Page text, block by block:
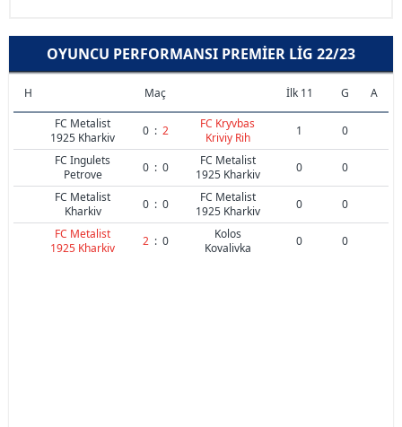
OYUNCU PERFORMANSI PREMIER LIG 22/23
H Maç İlk 11 G
A
FC Metalist
1925 Kharkiv
0 : 2
FC Kryvbas
Kriviy Rih
1
0
FC Ingulets
Petrove
0 : 0
FC Metalist
1925 Kharkiv
0
0
FC Metalist
Kharkiv
0 : 0
FC Metalist
1925 Kharkiv
0
0
FC Metalist
1925 Kharkiv
2 : 0
Kolos
Kovalivka
0 0